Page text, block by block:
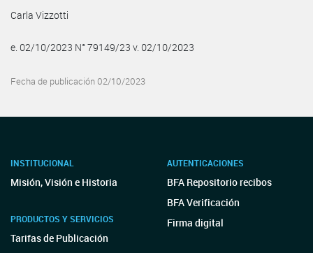
Carla Vizzotti
e. 02/10/2023 N° 79149/23 v. 02/10/2023
Fecha de publicación 02/10/2023
INSTITUCIONAL
Misión, Visión e Historia
PRODUCTOS Y SERVICIOS
Tarifas de Publicación
AUTENTICACIONES
BFA Repositorio recibos
BFA Verificación
Firma digital